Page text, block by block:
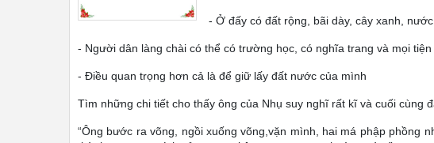
- Ở đấy có đất rộng, bãi dày, cây xanh,
- Người dân làng chài có thể có trường học, có nghĩa trang và mọi
- Điều quan trọng hơn cả là để giữ lấy đất nước của mình
Tìm những chi tiết cho thấy ông của Nhụ suy nghĩ rất kĩ và cuối cùng
“Ông bước ra võng, ngồi xuống võng,vặn mình, hai má phập phồng